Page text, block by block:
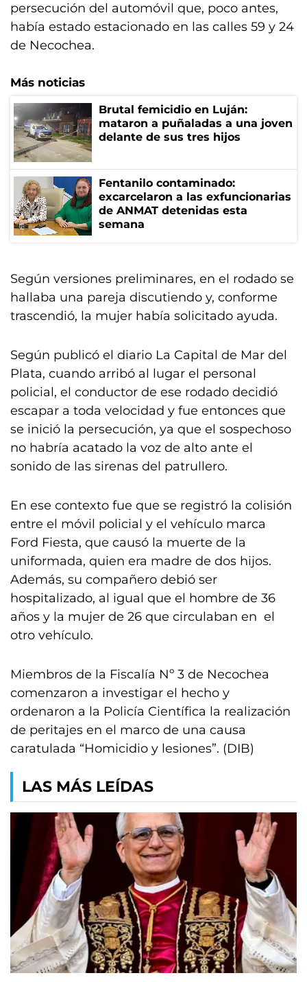
persecución del automóvil que, poco antes,
había estado estacionado en las calles 59 y 24
de Necochea.
Más noticias
Brutal femicidio en Luján:
mataron a puñaladas a una joven
delante de sus tres hijos
Fentanilo contaminado:
excarcelaron a las exfuncionarias
de ANMAT detenidas esta
semana
Según versiones preliminares, en el rodado se
hallaba una pareja discutiendo y, conforme
trascendió, la mujer había solicitado ayuda.
Según publicó el diario La Capital de Mar del
Plata, cuando arribó al lugar el personal
policial, el conductor de ese rodado decidió
escapar a toda velocidad y fue entonces que
se inició la persecución, ya que el sospechoso
no habría acatado la voz de alto ante el
sonido de las sirenas del patrullero.
En ese contexto fue que se registró la colisión
entre el móvil policial y el vehículo marca
Ford Fiesta, que causó la muerte de la
uniformada, quien era madre de dos hijos.
Además, su compañero debió ser
hospitalizado, al igual que el hombre de 36
años y la mujer de 26 que circulaban en el
otro vehículo.
Miembros de la Fiscalía Nº 3 de Necochea
comenzaron a investigar el hecho y
ordenaron a la Policía Científica la realización
de peritajes en el marco de una causa
caratulada “Homicidio y lesiones”. (DIB)
LAS MÁS LEÍDAS